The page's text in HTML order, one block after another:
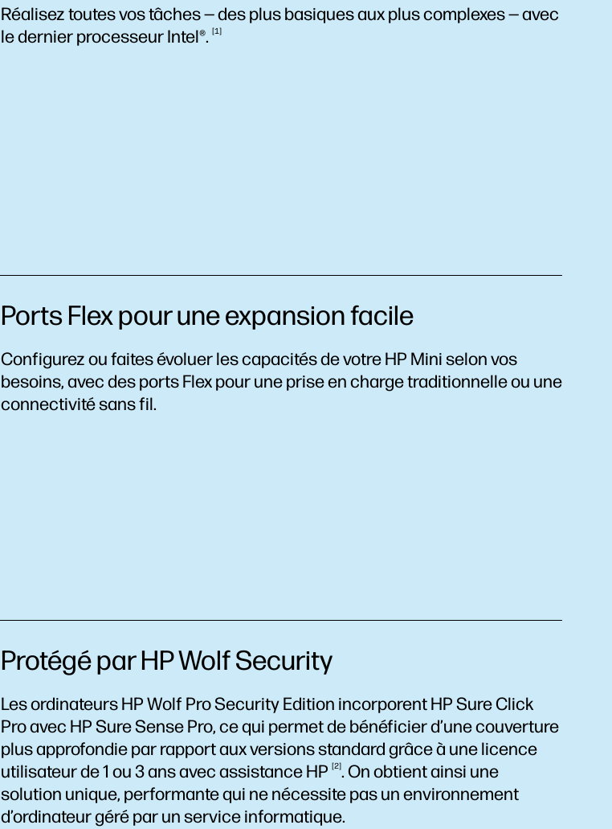
Réalisez toutes vos tâches — des plus basiques aux plus complexes — avec
le dernier processeurIntel®. 1
Ports Flex pour une expansion facile
Configurez ou faites évoluer les capacités de votre HP Mini selon vos
besoins, avec des ports Flex pour une prise en charge traditionnelle ou une
connectivité sans fil.
Protégé par HP Wolf Security
Les ordinateurs HP Wolf Pro Security Edition incorporent HP Sure Click
Pro avec HP Sure Sense Pro, ce qui permet de bénéficier d’une couverture
plus approfondie par rapport aux versions standard grâce à une licence
utilisateur de 1 ou 3 ans avec assistanceHP 2 . On obtient ainsi une
solution unique, performante qui ne nécessite pas un environnement
d’ordinateur géré par un service informatique.